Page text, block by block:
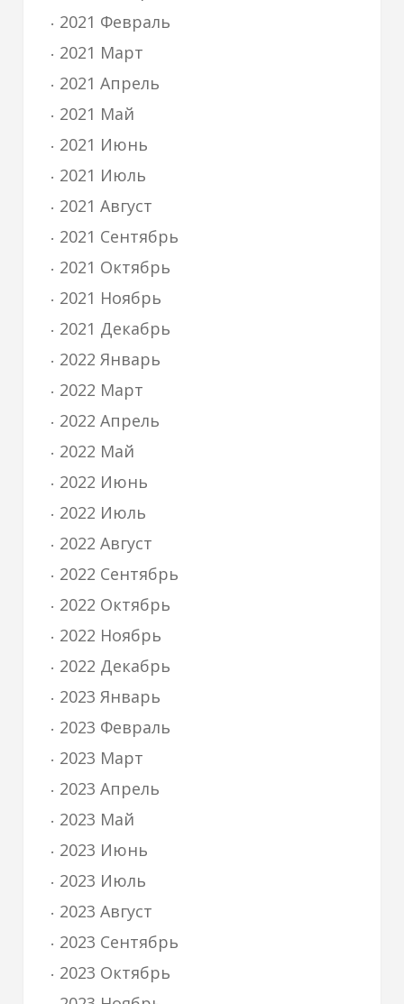
2021 Февраль
2021 Март
2021 Апрель
2021 Май
2021 Июнь
2021 Июль
2021 Август
2021 Сентябрь
2021 Октябрь
2021 Ноябрь
2021 Декабрь
2022 Январь
2022 Март
2022 Апрель
2022 Май
2022 Июнь
2022 Июль
2022 Август
2022 Сентябрь
2022 Октябрь
2022 Ноябрь
2022 Декабрь
2023 Январь
2023 Февраль
2023 Март
2023 Апрель
2023 Май
2023 Июнь
2023 Июль
2023 Август
2023 Сентябрь
2023 Октябрь